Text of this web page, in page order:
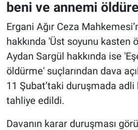
beni ve annemi
Ergani Ağır Ceza
hakkında 'Üst soyunu kasten
Aydan Sargül hakkında ise
öldürme' suçlarından dava
11 Şubat’taki duruşmada adli
tahliye edildi.
Davanın karar duruşması